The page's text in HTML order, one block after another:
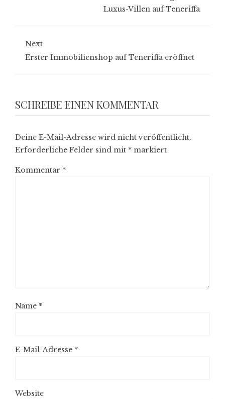
Luxus-Villen auf Teneriffa
Next
Erster Immobilienshop auf Teneriffa eröffnet
SCHREIBE EINEN KOMMENTAR
Deine E-Mail-Adresse wird nicht veröffentlicht.
Erforderliche Felder sind mit * markiert
Kommentar *
Name *
E-Mail-Adresse *
Website